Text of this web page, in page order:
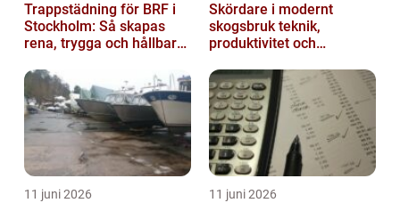
Trappstädning för BRF i
Stockholm: Så skapas
rena, trygga och hållbara
Skördare i modernt
skogsbruk teknik,
produktivitet och
11 juni 2026 11 juni 2026